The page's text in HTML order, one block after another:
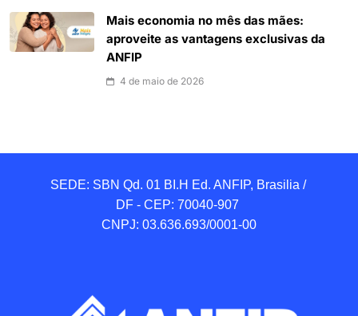
Mais economia no mês das mães:
aproveite as vantagens exclusivas da
ANFIP
4 de maio de 2026
SEDE: SBN Qd. 01 BI.H Ed. ANFIP, Brasilia /
DF - CEP: 70040-907
CNPJ: 03.636.693/0001-00